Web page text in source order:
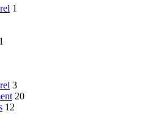
1
1
3
20
12